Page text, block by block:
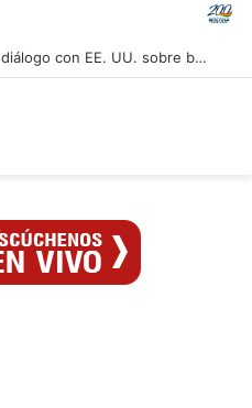
Cuba reitera disposición al diálogo con EE. UU. sobre bases de respeto